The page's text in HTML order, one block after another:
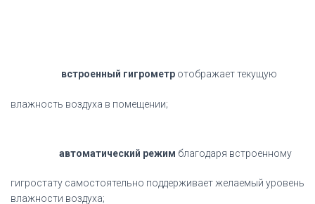
встроенный гигрометр отображает текущую
влажность воздуха в помещении;
автоматический режим благодаря встроенному
гигростату самостоятельно поддерживает желаемый уровень
влажности воздуха;